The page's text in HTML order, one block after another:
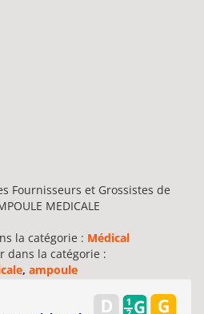
Fournisseurs et Grossistes de
MEDICALE
la catégorie : Médical
dans la catégorie :
, ampoule